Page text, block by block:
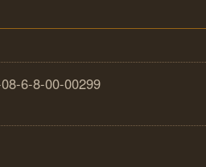
6-8-00-00299